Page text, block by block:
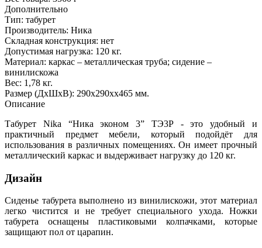
Дополнительно
Тип: табурет
Производитель: Ника
Складная конструкция: нет
Допустимая нагрузка: 120 кг.
Материал: каркас – металлическая труба; сидение –
винилискожа
Вес: 1,78 кг.
Размер (ДхШхВ): 290х290хх465 мм.
Описание
Табурет Nika “Ника эконом 3” ТЭ3Р - это удобный и
практичный предмет мебели, который подойдёт для
использования в различных помещениях. Он имеет прочный
металлический каркас и выдерживает нагрузку до 120 кг.
Дизайн
Сиденье табурета выполнено из винилискожи, этот материал
легко чистится и не требует специального ухода. Ножки
табурета оснащены пластиковыми колпачками, которые
защищают пол от царапин.